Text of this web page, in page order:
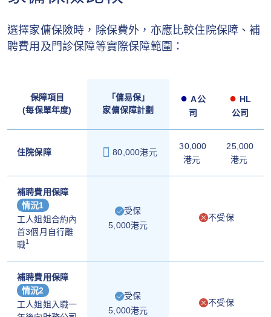
選擇家傭保險時，除保費外，亦應比較住院保障、補
聘費用及門診保障等實際保障範圍：
保障項目
(每保單年度)
「傭易保」
家傭保障計劃
● A公
司
● HL
公司
住院保障 80,000港元
30,000
港元
25,000
港元
補聘費用保障
情況1
工人姐姐合約內
首3個月自行離
職1
受保
5,000港元
不受保
補聘費用保障
情況2
工人姐姐入職一
受保
5,000港元
不受保